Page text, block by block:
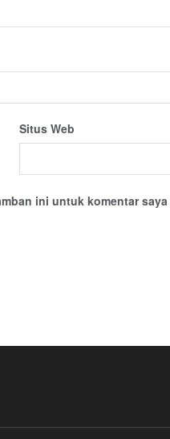
Situs Web
ini untuk komentar